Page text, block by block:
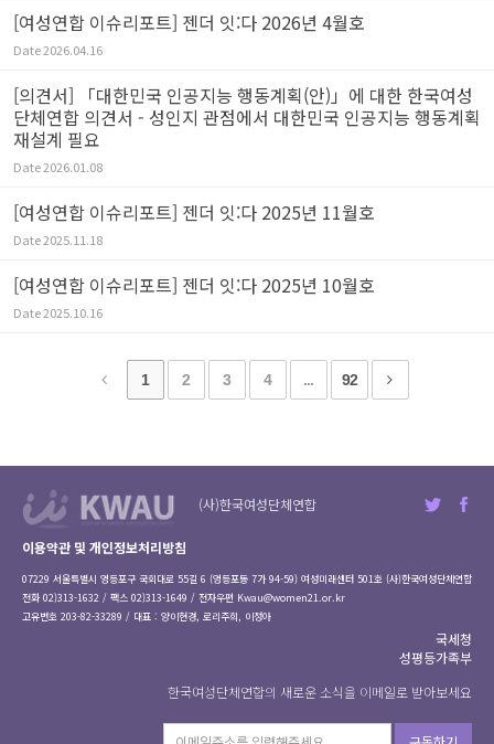
[여성연합 이슈리포트] 젠더 잇:다 2026년 4월호
Date2026.04.16
[의견서] 「대한민국 인공지능 행동계획(안)」에 대한 한국여성
단체연합 의견서 - 성인지 관점에서 대한민국 인공지능 행동계획
재설계 필요
Date2026.01.08
[여성연합 이슈리포트] 젠더 잇:다 2025년 11월호
Date2025.11.18
[여성연합 이슈리포트] 젠더 잇:다 2025년 10월호
Date2025.10.16
1 2 3 4 ... 92
(사)한국여성단체연합
이용약관 및 개인정보처리방침
07229 서울특별시 영등포구 국회대로 55길 6 (영등포동 7가 94-59) 여성미래센터 501호 (사)한국여성단체연합
전화 02)313-1632 / 팩스 02)313-1649 / 전자우편 Kwau@women21.or.kr
고유번호 203-82-33289 / 대표 : 양이현경, 로리주희, 이정아
국세청
성평등가족부
한국여성단체연합의 새로운 소식을 이메일로 받아보세요